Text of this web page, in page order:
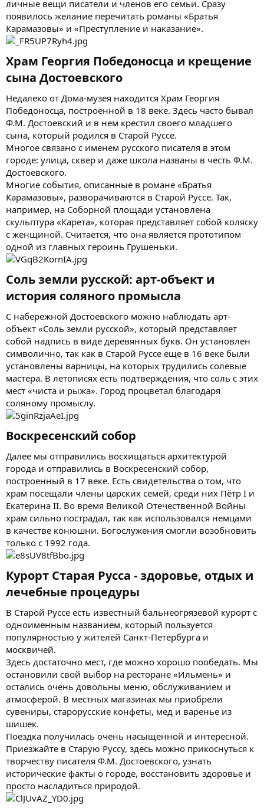
личные вещи писатели и членов его семьи. Сразу
появилось желание перечитать романы «Братья
Карамазовы» и «Преступление и наказание».
Храм Георгия Победоносца и крещение
сына Достоевского​
Недалеко от Дома-музея находится Храм Георгия
Победоносца, построенной в 18 веке. Здесь часто бывал
Ф.М. Достоевский и в нем крестил своего младшего
сына, который родился в Старой Руссе.
Многое связано с именем русского писателя в этом
городе: улица, сквер и даже школа названы в честь Ф.М.
Достоевского.
Многие события, описанные в романе «Братья
Карамазовы», разворачиваются в Старой Руссе. Так,
например, на Соборной площади установлена
скульптура «Карета», которая представляет собой коляску
с женщиной. Считается, что она является прототипом
одной из главных героинь Грушеньки.
Соль земли русской: арт-объект и
история соляного промысла​
С набережной Достоевского можно наблюдать арт-
объект «Соль земли русской», который представляет
собой надпись в виде деревянных букв. Он установлен
символично, так как в Старой Руссе еще в 16 веке были
установлены варницы, на которых трудились солевые
мастера. В летописях есть подтверждения, что соль с этих
мест «чиста и рыжа». Город процветал благодаря
соляному промыслу.
Воскресенский собор​
Далее мы отправились восхищаться архитектурой
города и отправились в Воскресенский собор,
построенный в 17 веке. Есть свидетельства о том, что
храм посещали члены царских семей, среди них Пётр I и
Екатерина II. Во время Великой Отечественной Войны
храм сильно пострадал, так как использовался немцами
в качестве конюшни. Богослужения смогли возобновить
только с 1992 года.
Курорт Старая Русса - здоровье, отдых и
лечебные процедуры​
В Старой Руссе есть известный бальнеогрязевой курорт с
одноименным названием, который пользуется
популярностью у жителей Санкт-Петербурга и
москвичей.
Здесь достаточно мест, где можно хорошо пообедать. Мы
остановили свой выбор на ресторане «Ильмень» и
остались очень довольны меню, обслуживанием и
атмосферой. В местных магазинах мы приобрели
сувениры, старорусские конфеты, мед и варенье из
шишек.
Поездка получилась очень насыщенной и интересной.
Приезжайте в Старую Руссу, здесь можно прикоснуться к
творчеству писателя Ф.М. Достоевского, узнать
исторические факты о городе, восстановить здоровье и
просто насладиться природой.